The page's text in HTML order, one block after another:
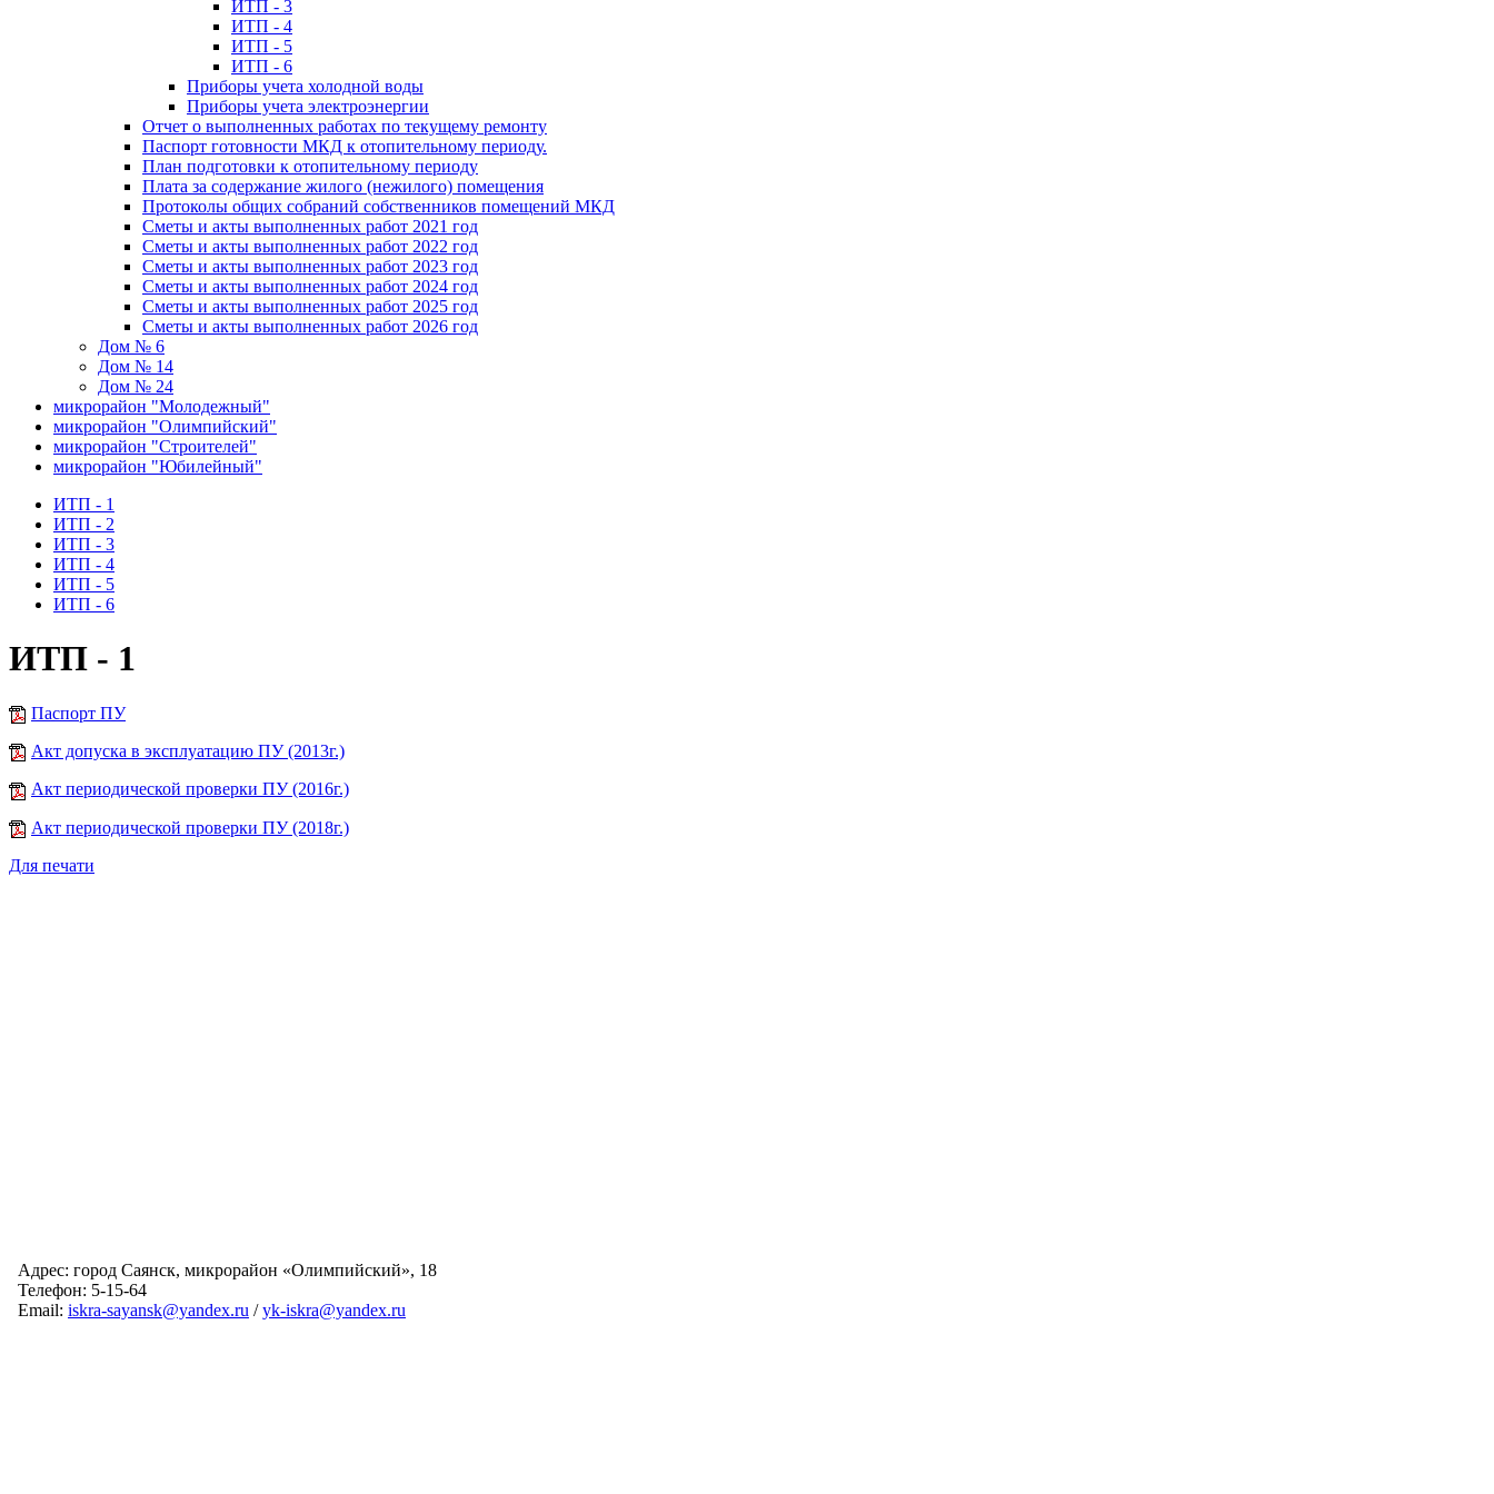
ИТП - 3
ИТП - 4
ИТП - 5
ИТП - 6
Приборы учета холодной воды
Приборы учета электроэнергии
Отчет о выполненных работах по текущему ремонту
Паспорт готовности МКД к отопительному периоду.
План подготовки к отопительному периоду
Плата за содержание жилого (нежилого) помещения
Протоколы общих собраний собственников помещений МКД
Сметы и акты выполненных работ 2021 год
Сметы и акты выполненных работ 2022 год
Сметы и акты выполненных работ 2023 год
Сметы и акты выполненных работ 2024 год
Сметы и акты выполненных работ 2025 год
Сметы и акты выполненных работ 2026 год
Дом № 6
Дом № 14
Дом № 24
микрорайон "Молодежный"
микрорайон "Олимпийский"
микрорайон "Строителей"
микрорайон "Юбилейный"
ИТП - 1
ИТП - 2
ИТП - 3
ИТП - 4
ИТП - 5
ИТП - 6
ИТП - 1
Паспорт ПУ
Акт допуска в эксплуатацию ПУ (2013г.)
Акт периодической проверки ПУ (2016г.)
Акт периодической проверки ПУ (2018г.)
Для печати
Адрес: город Саянск, микрорайон «Олимпийский», 18
Телефон: 5-15-64
Email: iskra-sayansk@yandex.ru /yk-iskra@yandex.ru